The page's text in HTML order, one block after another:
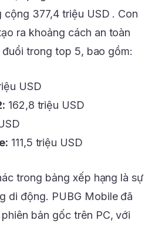
cộng 377,4 triệu USD . Con
ra khoảng cách an toàn
trong top 5, bao gồm:
USD
162,8 triệu USD
111,5 triệu USD
trong bảng xếp hạng là sự
di động. PUBG Mobile đã
bản gốc trên PC, với